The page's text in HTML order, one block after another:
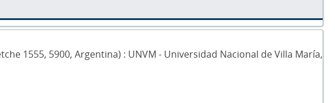
1555, 5900, Argentina) : UNVM - Universidad Nacional de Villa María,